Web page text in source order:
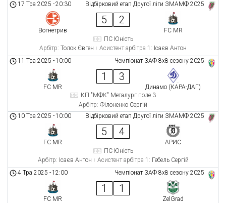
Відбірковий етап Другої ліги ЗМАМФ 2025
17 Тра 2025 -20:30
Вогнетрив
5 2
FC MR
ПС Юність
Арбітр: Толок Євген Асистент арбітра 1: Ісаєв Антон
Чемпіонат ЗАФ 8x8 сезону 2025
11 Тра 2025 -10:00
FC MR
1 3
Динамо (КАРА-ДАГ)
КП "МФК" Металург поле 3
Арбітр: Філоненко Сергій
Відбірковий етап Другої ліги ЗМАМФ 2025
10 Тра 2025 -10:00
FC MR
5 4
АРИС
ПС Юність
Арбітр: Ісаєв Антон Асистент арбітра 1: Гебель Сергій
Чемпіонат ЗАФ 8x8 сезону 2025
4 Тра 2025 -12:00
FC MR
1 1
ZelGrad